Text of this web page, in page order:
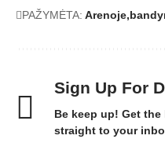
PAŽYMĖTA: Arenoje
Sign Up For
Be keep up! Get
straight to your